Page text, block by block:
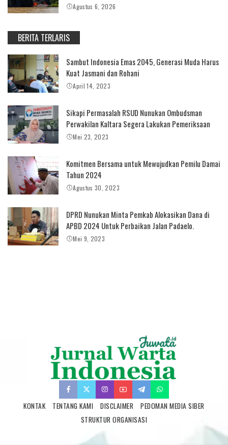
Agustus 6, 2026
BERITA TERLARIS
Sambut Indonesia Emas 2045, Generasi Muda Harus
Kuat Jasmani dan Rohani
April 14, 2023
Sikapi Permasalah RSUD Nunukan Ombudsman
Perwakilan Kaltara Segera Lakukan Pemeriksaan
Mei 23, 2023
Komitmen Bersama untuk Mewujudkan Pemilu Damai
Tahun 2024
Agustus 30, 2023
DPRD Nunukan Minta Pemkab Alokasikan Dana di
APBD 2024 Untuk Perbaikan Jalan Padaelo.
Mei 9, 2023
KONTAK TENTANG KAMI DISCLAIMER
PEDOMAN MEDIA SIBER
STRUKTUR ORGANISASI